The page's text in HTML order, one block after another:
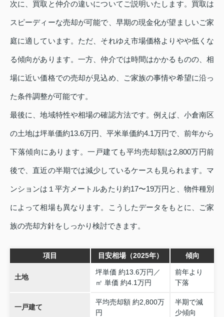
次に、買取と仲介の違いについてご説明いたします。買取は
スピーディーな売却が可能で、早期の現金化が望ましいご家
庭に適しています。ただ、それゆえ市場価格よりやや低くな
る傾向があります。一方、仲介では時間はかかるものの、相
場に近い価格での売却が見込め、ご家族の事情や希望に沿っ
た条件調整が可能です。
最後に、地域特性や相場の確認方法です。例えば、小倉南区
の土地は坪単価約13.6万円、平米単価約4.1万円で、前年から
下落傾向にあります。一戸建ても平均売却額は2,800万円前
後で、直近の半期では減少しているケースも見られます。マ
ンションは１平方メートルあたり約17〜19万円と、物件種別
によって相場も異なります。こうしたデータをもとに、ご家
族の売却方針をしっかり検討できます。
項目 目安相場（2025年） 傾向
土地
坪単価 約13.6万円／
㎡ 単価 約4.1万円
前年より
下落
一戸建て
平均売却額 約2,800万
円
半期で減
少傾向